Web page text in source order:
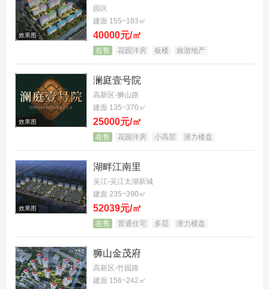
【优势分析：五大新规创变】
方，在于它是苏州首个全面响应“
杆作品，用五大创新彻底改变了传统住宅的体验。
首先，整个社区的地基整体抬升了约5.1米，实现“全
台地上盖”，一楼从此告别潮湿烦恼。其次是“全社区
双首层”设计，让你穿越花园回家，充满仪式感。车
库也是“全明景观”的，告别昏暗压抑。还有贴心的“地
上双车马院”，停车从容体面。最让人心动的是“户户
天空浮院”，家家都能拥有属于自己的空中花园，这
正是星河·湖西源启作为新规1号作品
效果图
园区
建面 155~183㎡
40000元/㎡
在售 花园洋房 板楼 旅游地产
效果图
澜庭壹号院
高新区-狮山路
建面 135~370㎡
25000元/㎡
在售 花园洋房 小高层 潜力楼盘
效果图
湖畔江南里
吴江-吴江太湖新城
建面 235~390㎡
52039元/㎡
在售 普通住宅 多层 潜力楼盘
狮山金茂府
高新区-竹园路
建面 156~242㎡